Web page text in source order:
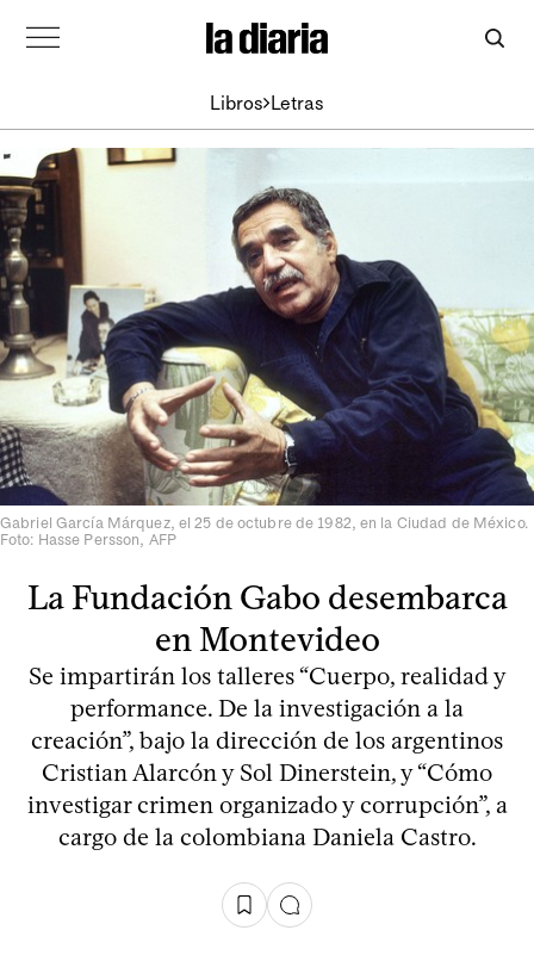
Libros Letras
Gabriel García Márquez, el 25 de octubre de 1982, en la Ciudad de México.
Foto: Hasse Persson, AFP
La Fundación Gabo desembarca
en Montevideo
Se impartirán los talleres “Cuerpo, realidad y
performance. De la investigación a la
creación”, bajo la dirección de los argentinos
Cristian Alarcón y Sol Dinerstein, y “Cómo
investigar crimen organizado y corrupción”, a
cargo de la colombiana Daniela Castro.